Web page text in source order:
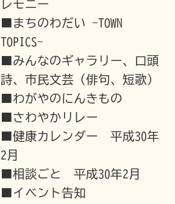
レモニー
■まちのわだい -TOWN
TOPICS-
■みんなのギャラリー、口頭
詩、市民文芸（俳句、短歌）
■わがやのにんきもの
■さわやかリレー
■健康カレンダー 平成30年
2月
■相談ごと 平成30年2月
■イベント告知